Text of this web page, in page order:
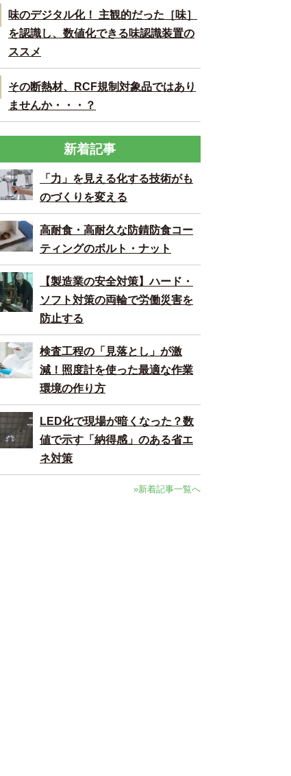
味のデジタル化！ 主観的だった［味］
を認識し、数値化できる味認識装置の
ススメ
その断熱材、RCF規制対象品ではあり
ませんか・・・？
新着記事
「力」を見える化する技術がも
のづくりを変える
高耐食・高耐久な防錆防食コー
ティングのボルト・ナット
【製造業の安全対策】ハード・
ソフト対策の両輪で労働災害を
防止する
検査工程の「見落とし」が激
減！照度計を使った最適な作業
環境の作り方
LED化で現場が暗くなった？数
値で示す「納得感」のある省エ
ネ対策
»新着記事一覧へ